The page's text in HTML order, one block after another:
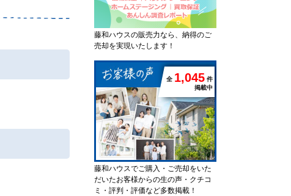
藤和ハウスの販売力なら、納得のご
売却を実現いたします！
全 1,045 件
掲載中
藤和ハウスでご購入・ご売却をいた
だいたお客様からの生の声・クチコ
ミ・評判・評価など多数掲載！